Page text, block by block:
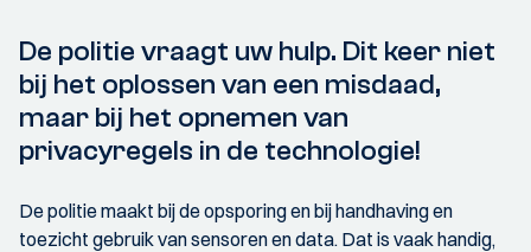
De politie vraagt uw hulp. Dit keer niet
bij het oplossen van een misdaad,
maar bij het opnemen van
privacyregels in de technologie!
De politie maakt bij de opsporing en bij handhaving en
toezicht gebruik van sensoren en data. Dat is vaak handig,